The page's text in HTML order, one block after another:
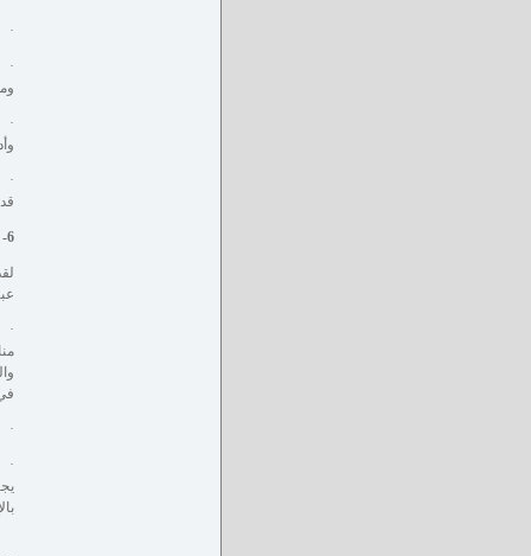
·
·
·
·
6- مادة تطور الخطاب وآليته:
·
·
·